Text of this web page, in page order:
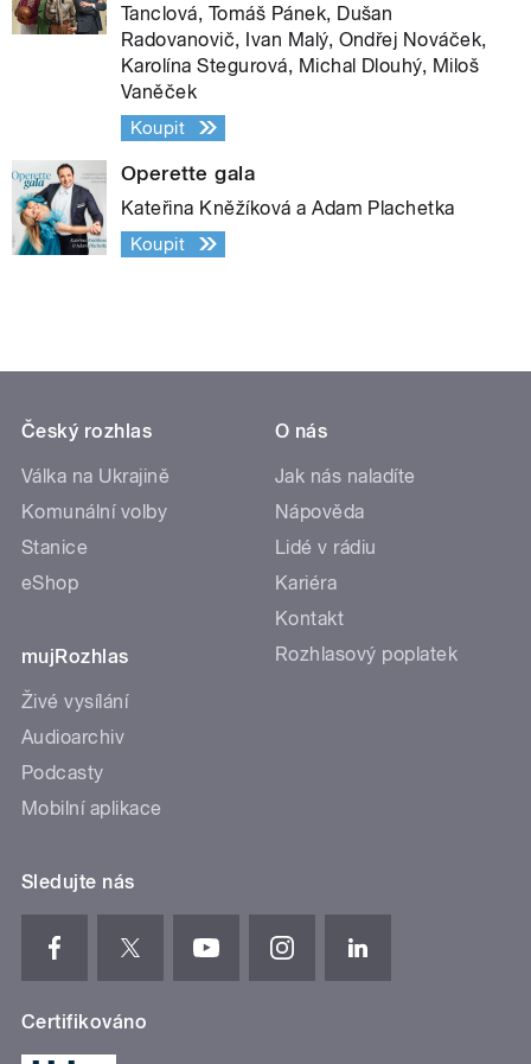
Tanclová, Tomáš Pánek, Dušan
Radovanovič, Ivan Malý, Ondřej Nováček,
Karolína Stegurová, Michal Dlouhý, Miloš
Vaněček
Koupit
Operette gala
Kateřina Kněžíková a Adam Plachetka
Koupit
Český rozhlas
Válka na Ukrajině
Komunální volby
Stanice
eShop
mujRozhlas
Živé vysílání
Audioarchiv
Podcasty
Mobilní aplikace
O nás
Jak nás naladíte
Nápověda
Lidé v rádiu
Kariéra
Kontakt
Rozhlasový poplatek
Sledujte nás
Certifikováno